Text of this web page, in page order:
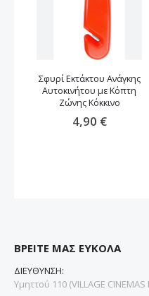
Σφυρί Εκτάκτου Ανάγκης
Αυτοκινήτου με Κόπτη
Ζώνης Κόκκινο
4,90 €
ΒΡΕΙΤΕ ΜΑΣ ΕΥΚΟΛΑ
ΔΙΕΥΘΥΝΣΗ:
Υμηττού 110 (VILLAGE